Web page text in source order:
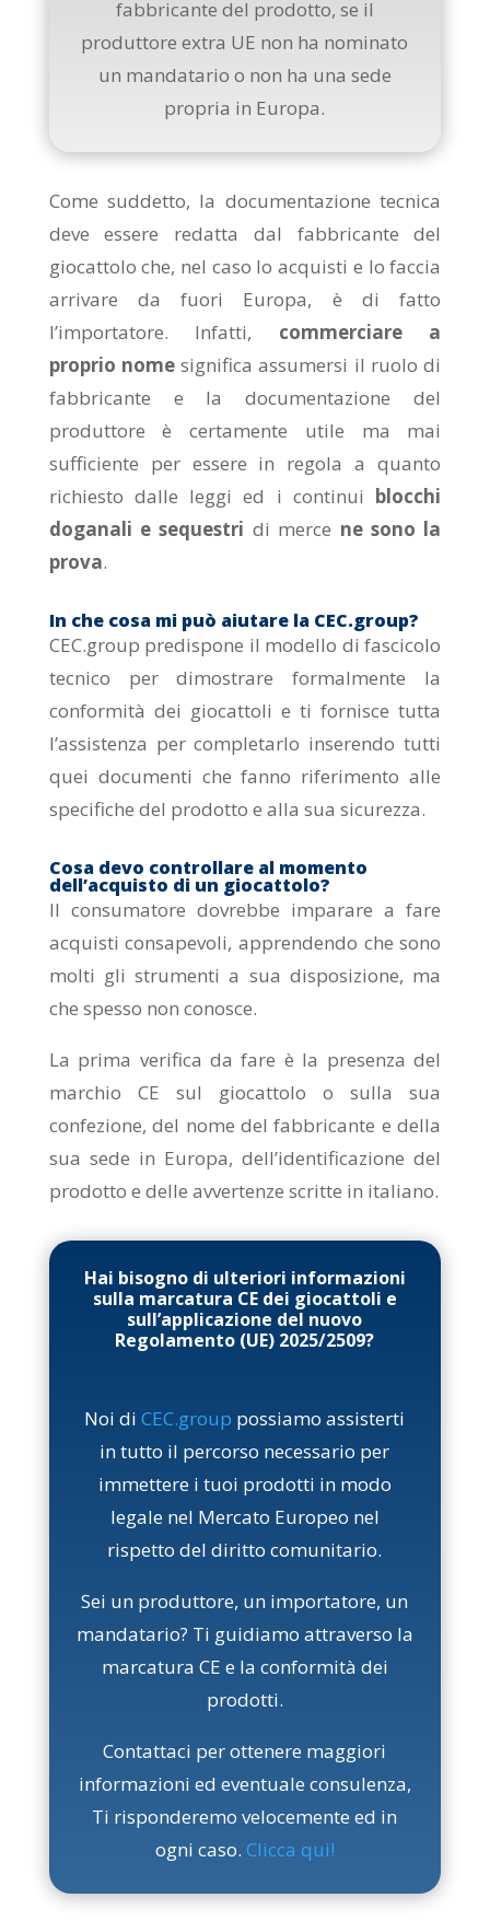
fabbricante del prodotto, se il
produttore extra UE non ha nominato
un mandatario o non ha una sede
propria in Europa.
Come suddetto, la documentazione tecnica
deve essere redatta dal fabbricante del
giocattolo che, nel caso lo acquisti e lo faccia
arrivare da fuori Europa, è di fatto
l’importatore. Infatti, commerciare a
proprio nome significa assumersi il ruolo di
fabbricante e la documentazione del
produttore è certamente utile ma mai
sufficiente per essere in regola a quanto
richiesto dalle leggi ed i continui blocchi
doganali e sequestri di merce ne sono la
prova.
In che cosa mi può aiutare la CEC.group?
CEC.group predispone il modello di fascicolo
tecnico per dimostrare formalmente la
conformità dei giocattoli e ti fornisce tutta
l’assistenza per completarlo inserendo tutti
quei documenti che fanno riferimento alle
specifiche del prodotto e alla sua sicurezza.
Cosa devo controllare al momento
dell’acquisto di un giocattolo?
Il consumatore dovrebbe imparare a fare
acquisti consapevoli, apprendendo che sono
molti gli strumenti a sua disposizione, ma
che spesso non conosce.
La prima verifica da fare è la presenza del
marchio CE sul giocattolo o sulla sua
confezione, del nome del fabbricante e della
sua sede in Europa, dell’identificazione del
prodotto e delle avvertenze scritte in italiano.
Hai bisogno di ulteriori informazioni
sulla marcatura CE dei giocattoli e
sull’applicazione del nuovo
Regolamento (UE) 2025/2509?
Noi diCEC.group possiamo assisterti
in tutto il percorso necessario per
immettere i tuoi prodotti in modo
legale nel Mercato Europeo nel
rispetto del diritto comunitario.
Sei un produttore, un importatore, un
mandatario? Ti guidiamo attraverso la
marcatura CE e la conformità dei
prodotti.
Contattaci per ottenere maggiori
informazioni ed eventuale consulenza,
Ti risponderemo velocemente ed in
ogni caso. Clicca qui!